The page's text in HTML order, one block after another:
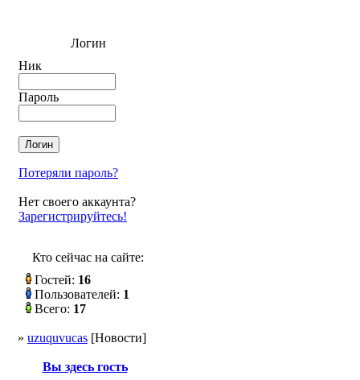
Логин
Ник
Пароль
Потеряли пароль?
Нет своего аккаунта?
Зарегистрируйтесь!
Кто сейчас на сайте:
Гостей: 16
Пользователей: 1
Всего: 17
» uzuquvucas [Новости]
Вы здесь гость